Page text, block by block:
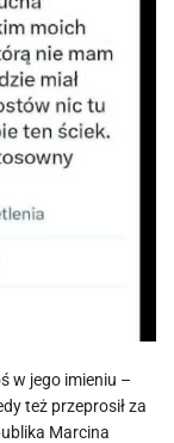
w jego imieniu –
też przeprosił za
Marcina